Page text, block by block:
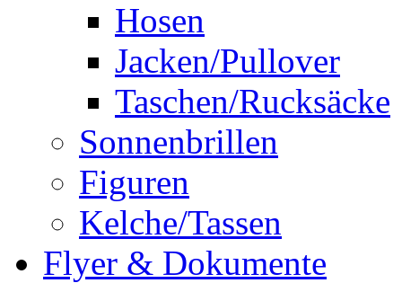
Hosen
Jacken/Pullover
Taschen/Rucksäcke
Sonnenbrillen
Figuren
Kelche/Tassen
Flyer & Dokumente